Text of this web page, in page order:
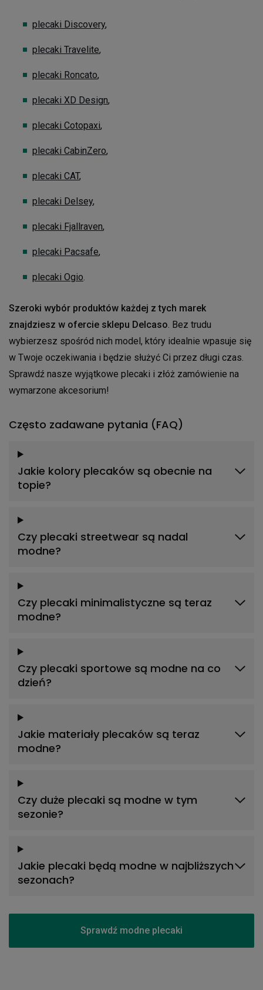
plecaki Discovery,
plecaki Travelite,
plecaki Roncato,
plecaki XD Design,
plecaki Cotopaxi,
plecaki CabinZero,
plecaki CAT,
plecaki Delsey,
plecaki Fjallraven,
plecaki Pacsafe,
plecaki Ogio.
Szeroki wybór produktów każdej z tych marek
znajdziesz w ofercie sklepu Delcaso. Bez trudu
wybierzesz spośród nich model, który idealnie wpasuje się
w Twoje oczekiwania i będzie służyć Ci przez długi czas.
Sprawdź nasze wyjątkowe plecaki i złóż zamówienie na
wymarzone akcesorium!
Często zadawane pytania (FAQ)
Jakie kolory plecaków są obecnie na
topie?
Czy plecaki streetwear są nadal
modne?
Czy plecaki minimalistyczne są teraz
modne?
Czy plecaki sportowe są modne na co
dzień?
Jakie materiały plecaków są teraz
modne?
Czy duże plecaki są modne w tym
sezonie?
Jakie plecaki będą modne w najbliższych
sezonach?
Sprawdź modne plecaki